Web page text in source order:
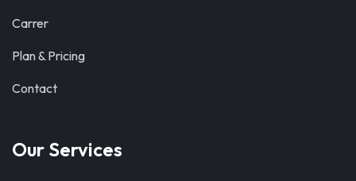
Carrer
Plan & Pricing
Contact
Our Services